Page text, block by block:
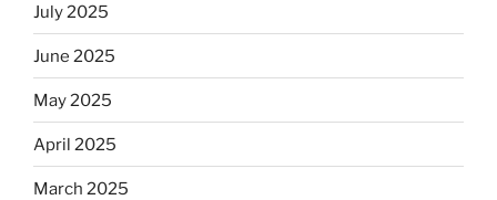
July 2025
June 2025
May 2025
April 2025
March 2025